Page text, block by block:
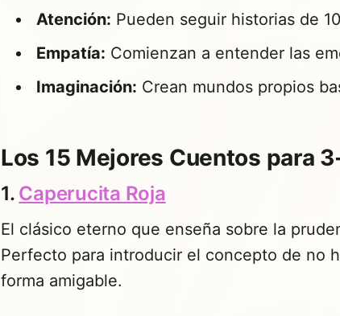
Atención: Pueden seguir historias de
Empatía: Comienzan a entender las
Imaginación: Crean mundos propios
Los 15 Mejores Cuentos para
1. Caperucita Roja
El clásico eterno que enseña sobre la
Perfecto para introducir el concepto de no
forma amigable.